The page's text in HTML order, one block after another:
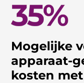
Mogelijke
apparaat-
kosten met